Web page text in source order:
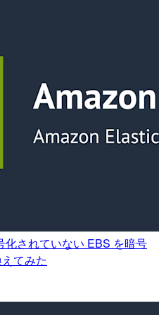
化されていない EBS を暗号
てみた